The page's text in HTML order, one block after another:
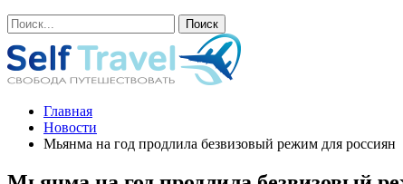
Главная
Новости
Мьянма на год продлила безвизовый режим для россиян